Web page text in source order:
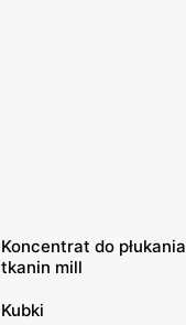
Koncentrat do płukania
tkanin mill
Kubki